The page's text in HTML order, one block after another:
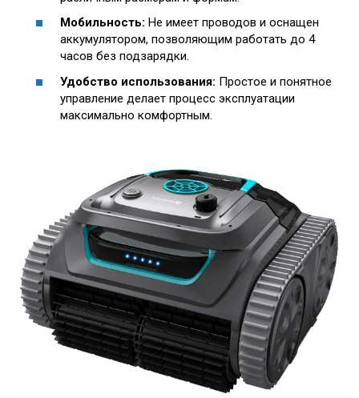
Мобильность: Не имеет проводов и оснащен
аккумулятором, позволяющим работать до 4
часов без подзарядки.
Удобство использования: Простое и понятное
управление делает процесс эксплуатации
максимально комфортным.